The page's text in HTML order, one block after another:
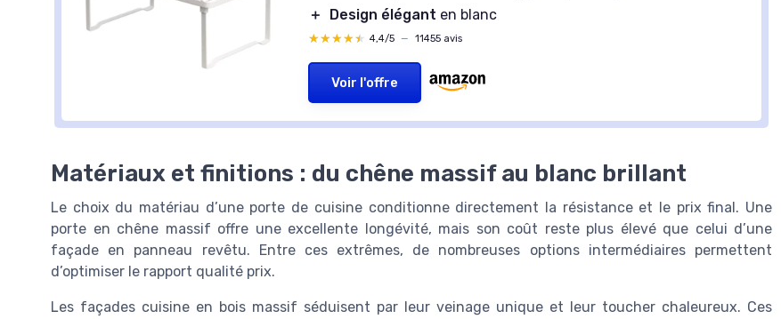
＋
Design élégant en blanc
★★★★★
★★★★★ 4,4/5 — 11455 avis
Voir l'offre
Matériaux et finitions : du chêne massif au blanc brillant
Le choix du matériau d’une porte de cuisine conditionne directement la résistance et le prix final. Une
porte en chêne massif offre une excellente longévité, mais son coût reste plus élevé que celui d’une
façade en panneau revêtu. Entre ces extrêmes, de nombreuses options intermédiaires permettent
d’optimiser le rapport qualité prix.
Les façades cuisine en bois massif séduisent par leur veinage unique et leur toucher chaleureux. Ces